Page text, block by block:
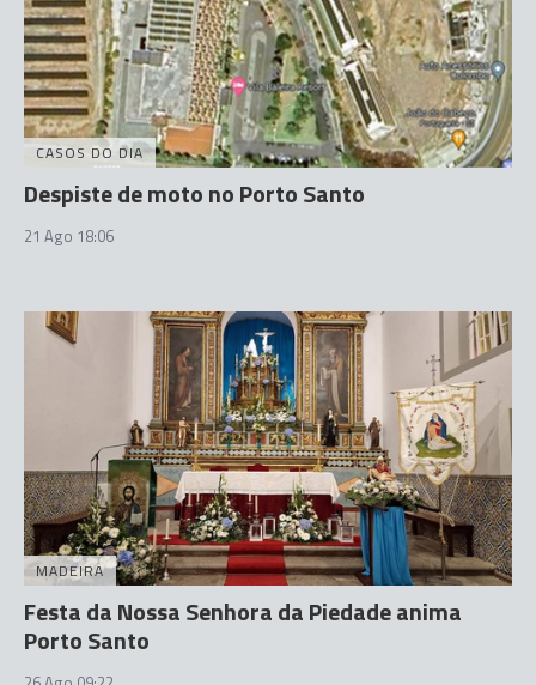
CASOS DO DIA
Despiste de moto no Porto Santo
21 Ago 18:06
MADEIRA
Festa da Nossa Senhora da Piedade anima
Porto Santo